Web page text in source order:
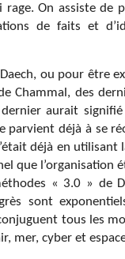
On assiste de
de faits et
ou pour être
Chammal, des
aurait signifié
parvient déjà à se
déjà en utilisant
que l’organisation
« 3.0 » de
sont
tous les
mer, cyber et